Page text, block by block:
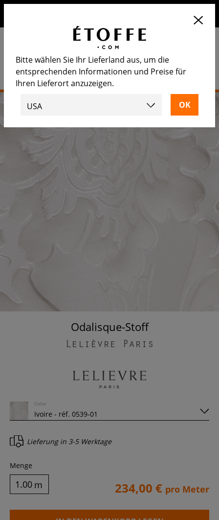
Odalisque-Stoff
Lelièvre Paris
Color
Lieferung in 3-5 Werktage
Menge
m 234,00 € pro Meter
Bitte wählen Sie Ihr Lieferland aus, um die
entsprechenden Informationen und Preise für
Ihren Lieferort anzuzeigen.